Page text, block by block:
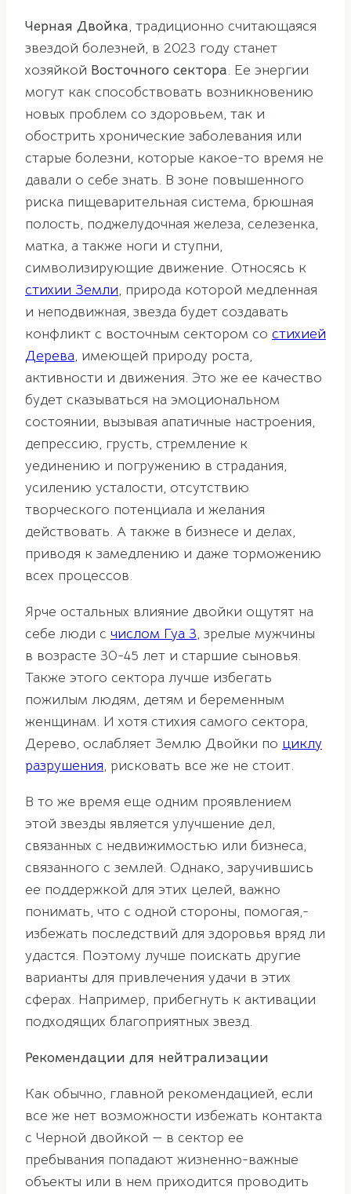
Черная Двойка, традиционно считающаяся
звездой болезней, в 2023 году станет
хозяйкой Восточного сектора. Ее энергии
могут как способствовать возникновению
новых проблем со здоровьем, так и
обострить хронические заболевания или
старые болезни, которые какое-то время не
давали о себе знать. В зоне повышенного
риска пищеварительная система, брюшная
полость, поджелудочная железа, селезенка,
матка, а также ноги и ступни,
символизирующие движение. Относясь к
стихии Земли, природа которой медленная
и неподвижная, звезда будет создавать
конфликт с восточным сектором со стихией
Дерева, имеющей природу роста,
активности и движения. Это же ее качество
будет сказываться на эмоциональном
состоянии, вызывая апатичные настроения,
депрессию, грусть, стремление к
уединению и погружению в страдания,
усилению усталости, отсутствию
творческого потенциала и желания
действовать. А также в бизнесе и делах,
приводя к замедлению и даже торможению
всех процессов.
Ярче остальных влияние двойки ощутят на
себе люди с числом Гуа 3, зрелые мужчины
в возрасте 30-45 лет и старшие сыновья.
Также этого сектора лучше избегать
пожилым людям, детям и беременным
женщинам. И хотя стихия самого сектора,
Дерево, ослабляет Землю Двойки по циклу
разрушения, рисковать все же не стоит.
В то же время еще одним проявлением
этой звезды является улучшение дел,
связанных с недвижимостью или бизнеса,
связанного с землей. Однако, заручившись
ее поддержкой для этих целей, важно
понимать, что с одной стороны, помогая,-
избежать последствий для здоровья вряд ли
удастся. Поэтому лучше поискать другие
варианты для привлечения удачи в этих
сферах. Например, прибегнуть к активации
подходящих благоприятных звезд.
Рекомендации для нейтрализации
Как обычно, главной рекомендацией, если
все же нет возможности избежать контакта
с Черной двойкой — в сектор ее
пребывания попадают жизненно-важные
объекты или в нем приходится проводить